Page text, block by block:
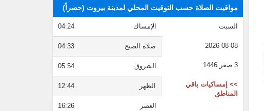
مواقيت الصلاة حسب التوقيت المحلي لمدينة بيروت (حصراً)
السبت
08 08 2026
3 صفر 1446
>> إمساكيات باقي
المناطق
الإمساك 04:24
صلاة الصبح 04:33
الشروق 05:54
الظهر 12:44
العصر 16:26